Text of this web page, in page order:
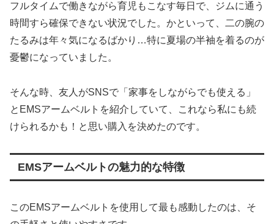
フルタイムで働きながら育児もこなす毎日で、ジムに通う
時間すら確保できない状況でした。かといって、二の腕の
たるみは年々気になるばかり…特に夏場の半袖を着るのが
憂鬱になっていました。
そんな時、友人がSNSで「家事をしながらでも使える」
とEMSアームベルトを紹介していて、これなら私にも続
けられるかも！と思い購入を決めたのです。
EMSアームベルトの魅力的な特徴
このEMSアームベルトを使用して最も感動したのは、そ